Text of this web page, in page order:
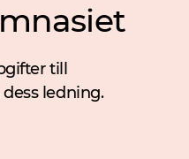
till
ledning.